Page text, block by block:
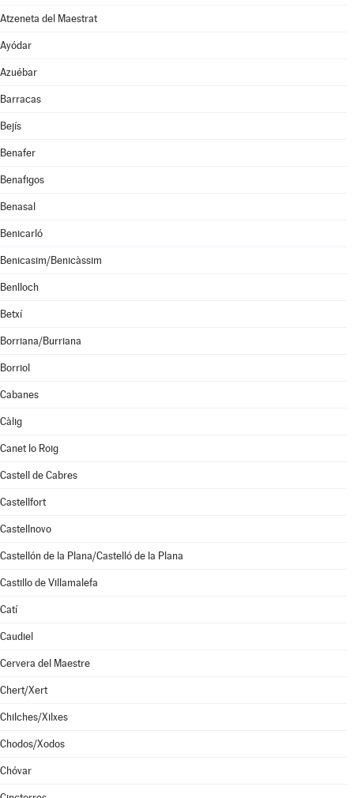
Atzeneta del Maestrat
Ayódar
Azuébar
Barracas
Bejís
Benafer
Benafigos
Benasal
Benicarló
Benicasim/Benicàssim
Benlloch
Betxí
Borriana/Burriana
Borriol
Cabanes
Càlig
Canet lo Roig
Castell de Cabres
Castellfort
Castellnovo
Castellón de la Plana/Castelló de la Plana
Castillo de Villamalefa
Catí
Caudiel
Cervera del Maestre
Chert/Xert
Chilches/Xilxes
Chodos/Xodos
Chóvar